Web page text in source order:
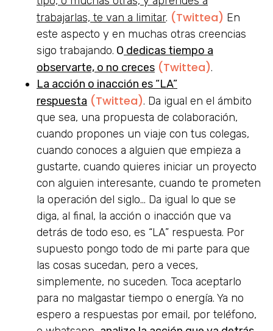
trabajarlas, te van a limitar. (Twittea) En
este aspecto y en muchas otras creencias
sigo trabajando. O dedicas tiempo a
observarte, o no creces (Twittea).
La acción o inacción es “LA”
respuesta (Twittea). Da igual en el ámbito
que sea, una propuesta de colaboración,
cuando propones un viaje con tus colegas,
cuando conoces a alguien que empieza a
gustarte, cuando quieres iniciar un proyecto
con alguien interesante, cuando te prometen
la operación del siglo… Da igual lo que se
diga, al final, la acción o inacción que va
detrás de todo eso, es “LA” respuesta. Por
supuesto pongo todo de mi parte para que
las cosas sucedan, pero a veces,
simplemente, no suceden. Toca aceptarlo
para no malgastar tiempo o energía. Ya no
espero a respuestas por email, por teléfono,